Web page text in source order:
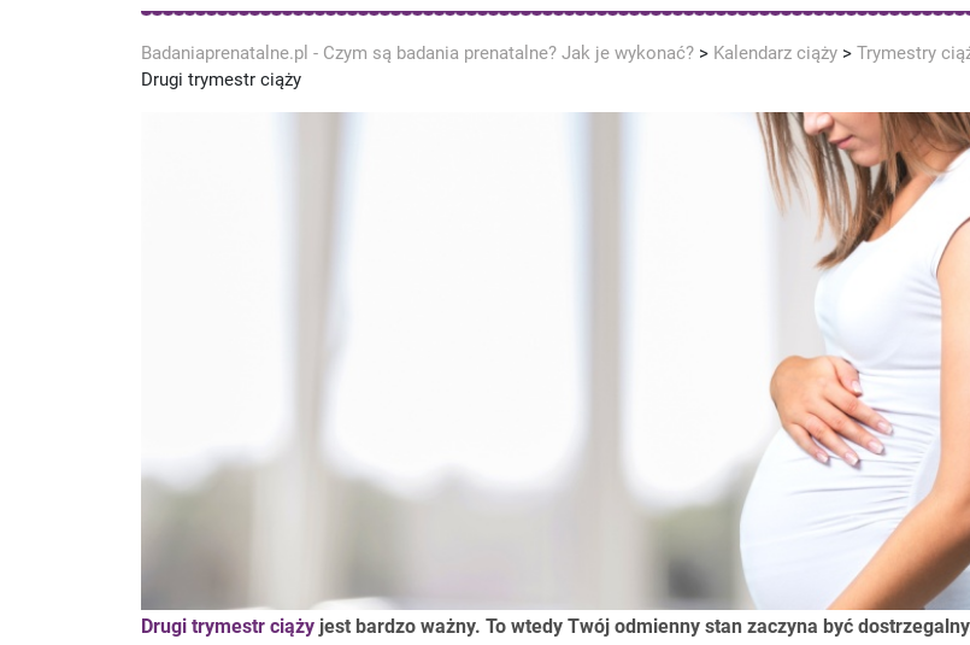
Badaniaprenatalne.pl - Czym są badania prenatalne? Jak je wykonać? > Kalendarz ciąży > Trymestry
Drugi trymestr ciąży
Drugi trymestr ciąży jest bardzo ważny. To wtedy Twój odmienny stan zaczyna być